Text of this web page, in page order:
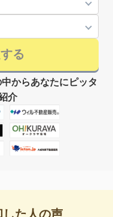
る
中からあなたにピッタ
介
た人の声